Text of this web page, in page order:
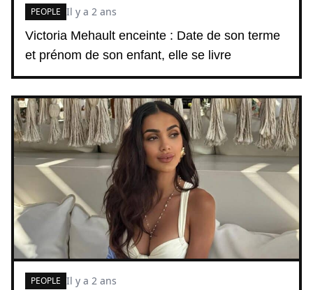
Victoria Mehault enceinte : Date de son terme
et prénom de son enfant, elle se livre
PEOPLE Il y a 2 ans
PEOPLE Il y a 2 ans